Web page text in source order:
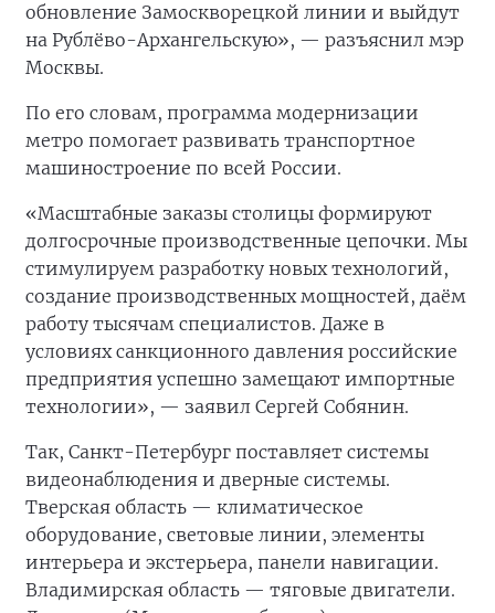
обновление Замоскворецкой линии и выйдут
на Рублёво-Архангельскую», — разъяснил мэр
Москвы.
По его словам, программа модернизации
метро помогает развивать транспортное
машиностроение по всей России.
«Масштабные заказы столицы формируют
долгосрочные производственные цепочки. Мы
стимулируем разработку новых технологий,
создание производственных мощностей, даём
работу тысячам специалистов. Даже в
условиях санкционного давления российские
предприятия успешно замещают импортные
технологии», — заявил Сергей Собянин.
Так, Санкт-Петербург поставляет системы
видеонаблюдения и дверные системы.
Тверская область — климатическое
оборудование, световые линии, элементы
интерьера и экстерьера, панели навигации.
Владимирская область — тяговые двигатели.